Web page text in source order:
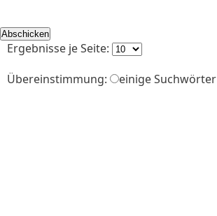
Ergebnisse je Seite:
Übereinstimmung:
einige Suchwörter